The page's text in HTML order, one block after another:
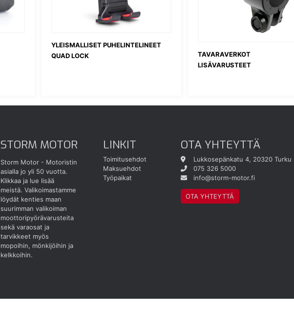
YLEISMALLISET PUHELINTELINEET
QUAD LOCK
TAVARAVERKOT
LISÄVARUSTEET
STORM MOTOR
Storm Motor - Motoristin
asialla jo yli 50 vuotta.
Klikkaa ja lue lisää
meistä. Valikoimastamme
löydät kenties maan
suurimman valikoiman
moottoripyörävarusteita
sekä varaosat ja
tarvikkeet myös
mopoihin, mönkijöihin ja
kelkkoihin.
LINKIT
Toimitusehdot
Maksuehdot
Työpaikat
OTA YHTEYTTÄ
Lukkosepänkatu 4, 20320 Turku
075 326 5000
info@storm-motor.fi
OTA YHTEYTTÄ